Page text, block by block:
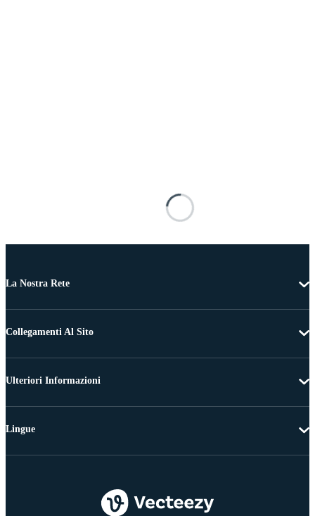
La Nostra Rete
Collegamenti Al Sito
Ulteriori Informazioni
Lingue